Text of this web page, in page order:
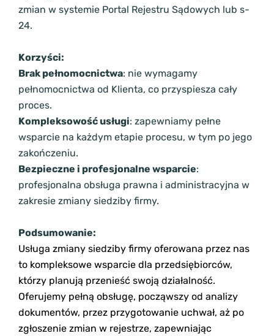
zmian w systemie Portal Rejestru Sądowych lub s-
24.
Korzyści:
Brak pełnomocnictwa: nie wymagamy
pełnomocnictwa od Klienta, co przyspiesza cały
proces.
Kompleksowość usługi: zapewniamy pełne
wsparcie na każdym etapie procesu, w tym po jego
zakończeniu.
Bezpieczne i profesjonalne wsparcie:
profesjonalna obsługa prawna i administracyjna w
zakresie zmiany siedziby firmy.
Podsumowanie:
Usługa zmiany siedziby firmy oferowana przez nas
to kompleksowe wsparcie dla przedsiębiorców,
którzy planują przenieść swoją działalność.
Oferujemy pełną obsługę, począwszy od analizy
dokumentów, przez przygotowanie uchwał, aż po
zgłoszenie zmian w rejestrze, zapewniając